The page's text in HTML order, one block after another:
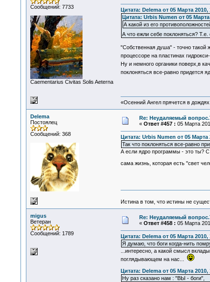
Сообщений: 7733
Сaementarius Civitas Solis Aeterna
Цитата: Delema от 05 Марта 2010,
Цитата: Urbis Numen от 05
А какой из его
А что ежли себе поклоняться?
"Собственная душа" - точно
процессоре на пластинах
Ну и немного органики поверх,в
поклоняться все-равно придется
«Осенний Ангел прячется в
Delema
Постоялец
Сообщений: 368
Re: Неудаляемый
« Ответ #457 : 05 Марта
Цитата: Urbis Numen от 05 Марта
Так что поклоняться все-равно
А если ядро программы - это ты? С
сама жизнь, которая есть "свет
Истина в том, что истины не
migus
Ветеран
Сообщений: 1789
Re: Неудаляемый
« Ответ #458 : 05 Марта
Цитата: Delema от 05 Марта 2010,
Я думаю, что боги когда-нить
...интересно, а какой смысл
поглядывающем на нас...
Цитата: Delema от 05 Марта 2010,
Ну раз сказано нам : "ВЫ - боги",